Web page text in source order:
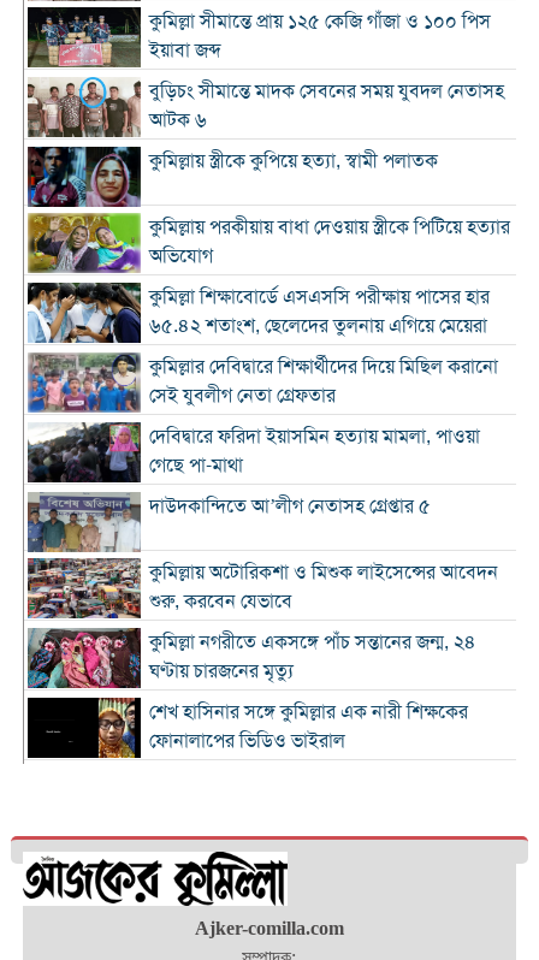
কুমিল্লা সীমান্তে প্রায় ১২৫ কেজি গাঁজা ও ১০০ পিস
ইয়াবা জব্দ
বুড়িচং সীমান্তে মাদক সেবনের সময় যুবদল নেতাসহ
আটক ৬
কুমিল্লায় স্ত্রীকে কুপিয়ে হত্যা, স্বামী পলাতক
কুমিল্লায় পরকীয়ায় বাধা দেওয়ায় স্ত্রীকে পিটিয়ে হত্যার
অভিযোগ
কুমিল্লা শিক্ষাবোর্ডে এসএসসি পরীক্ষায় পাসের হার
৬৫.৪২ শতাংশ, ছেলেদের তুলনায় এগিয়ে মেয়েরা
কুমিল্লার দেবিদ্বারে শিক্ষার্থীদের দিয়ে মিছিল করানো
সেই যুবলীগ নেতা গ্রেফতার
দেবিদ্বারে ফরিদা ইয়াসমিন হত্যায় মামলা, পাওয়া
গেছে পা-মাথা
দাউদকান্দিতে আ’লীগ নেতাসহ গ্রেপ্তার ৫
কুমিল্লায় অটোরিকশা ও মিশুক লাইসেন্সের আবেদন
শুরু, করবেন যেভাবে
কুমিল্লা নগরীতে একসঙ্গে পাঁচ সন্তানের জন্ম, ২৪
ঘণ্টায় চারজনের মৃত্যু
শেখ হাসিনার সঙ্গে কুমিল্লার এক নারী শিক্ষকের
ফোনালাপের ভিডিও ভাইরাল
জিএম হোল্ডিংস-চায়না রেলওয়ের সমঝোতা
দেবীদ্বারে বাড়ির মালিককে কুপিয়ে ৯ টুকরা, পলিথিনে
মোড়ানো লাশ উদ্ধার
Ajker-comilla.com